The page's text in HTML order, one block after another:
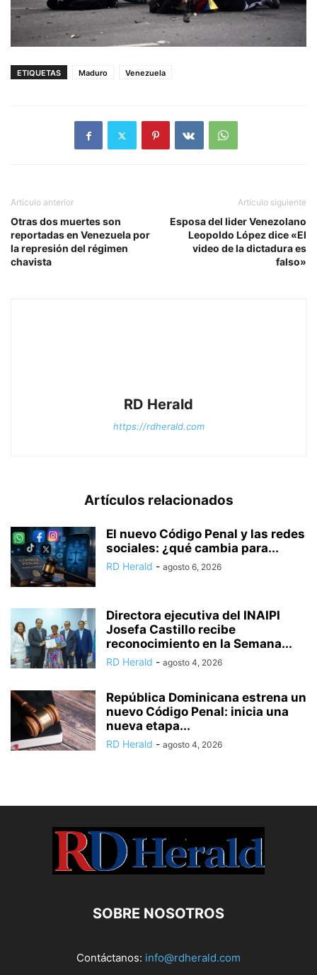
ETIQUETAS Maduro Venezuela
Artículo anterior
Otras dos muertes son
reportadas en Venezuela por
la represión del régimen
chavista
Artículo siguiente
Esposa del lider Venezolano
Leopoldo López dice «El
video de la dictadura es
falso»
RD Herald
https://rdherald.com
Artículos relacionados
El nuevo Código Penal y las redes
sociales: ¿qué cambia para...
RD Herald - agosto 6, 2026
Directora ejecutiva del INAIPI
Josefa Castillo recibe
reconocimiento en la Semana...
RD Herald - agosto 4, 2026
República Dominicana estrena un
nuevo Código Penal: inicia una
nueva etapa...
RD Herald - agosto 4, 2026
SOBRE NOSOTROS
Contáctanos: info@rdherald.com